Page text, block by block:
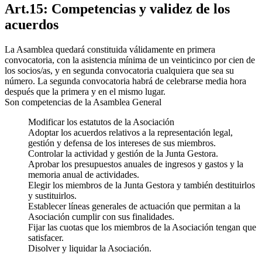
Art.15: Competencias y validez de los
acuerdos
La Asamblea quedará constituida válidamente en primera
convocatoria, con la asistencia mínima de un veinticinco por cien de
los socios/as, y en segunda convocatoria cualquiera que sea su
número. La segunda convocatoria habrá de celebrarse media hora
después que la primera y en el mismo lugar.
Son competencias de la Asamblea General
Modificar los estatutos de la Asociación
Adoptar los acuerdos relativos a la representación legal,
gestión y defensa de los intereses de sus miembros.
Controlar la actividad y gestión de la Junta Gestora.
Aprobar los presupuestos anuales de ingresos y gastos y la
memoria anual de actividades.
Elegir los miembros de la Junta Gestora y también destituirlos
y sustituirlos.
Establecer líneas generales de actuación que permitan a la
Asociación cumplir con sus finalidades.
Fijar las cuotas que los miembros de la Asociación tengan que
satisfacer.
Disolver y liquidar la Asociación.